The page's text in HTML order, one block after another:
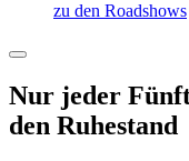
zu den Roadshows
Nur jeder
den Ruhestand